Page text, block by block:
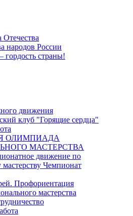
народов России
страны!
движения
клуб "Горящие сердца"
ОЛИМПИАДА
МАСТЕРСТВА
движение по
Чемпионат
Профориентация
мастерства